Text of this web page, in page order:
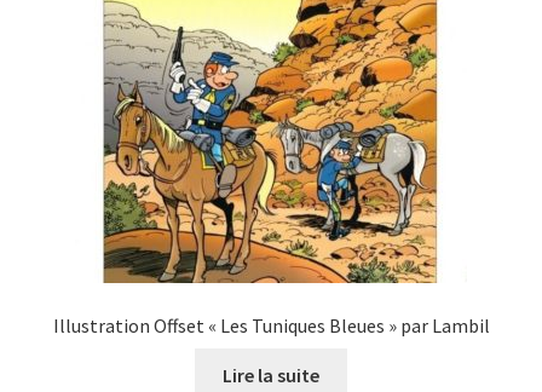
Illustration Offset « Les Tuniques Bleues » par Lambil
Lire la suite